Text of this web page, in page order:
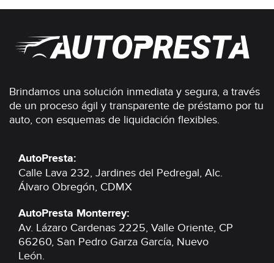
Brindamos una solución inmediata y segura, a través
de un proceso ágil y transparente de préstamo por tu
auto, con esquemas de liquidación flexibles.
AutoPresta:
Calle Lava 232, Jardines del Pedregal, Alc.
Álvaro Obregón, CDMX
AutoPresta Monterrey:
Av. Lázaro Cardenas 2225, Valle Oriente, CP
66260, San Pedro Garza García, Nuevo
León.